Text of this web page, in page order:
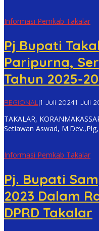
Informasi Pemkab Takalar
Pj Bupati
Paripurna,
Tahun 2025-
REGIONAL|1 Juli 20241 Juli
TAKALAR,
Setiawan Aswad,
Informasi Pemkab Takalar
Pj. Bupati
2023 Dalam
DPRD Takalar